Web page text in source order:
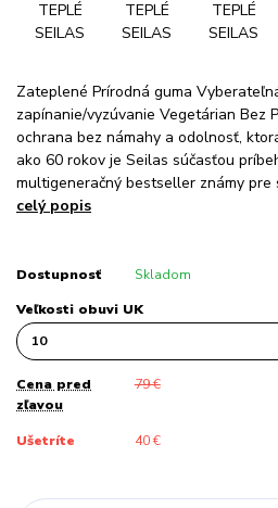
Zateplené Prírodná guma
zapínanie/vyzúvanie Vegetárian Bez
ochrana bez námahy a odolnosť,
ako 60 rokov je Seilas súčasťou
multigeneračný bestseller známy pre
celý popis
Dostupnosť Skladom
Veľkosti obuvi UK
Cena pred
zľavou
79 €
Ušetríte 40 €